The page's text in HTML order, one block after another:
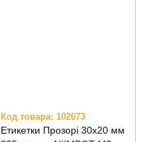
Код товара: 102673
Етикетки Прозорі 30х20 мм